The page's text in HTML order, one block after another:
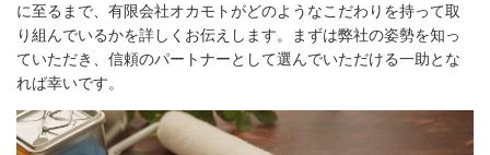
に至るまで、有限会社オカモトがどのようなこだわりを持って取
り組んでいるかを詳しくお伝えします。まずは弊社の姿勢を知っ
ていただき、信頼のパートナーとして選んでいただける一助とな
れば幸いです。